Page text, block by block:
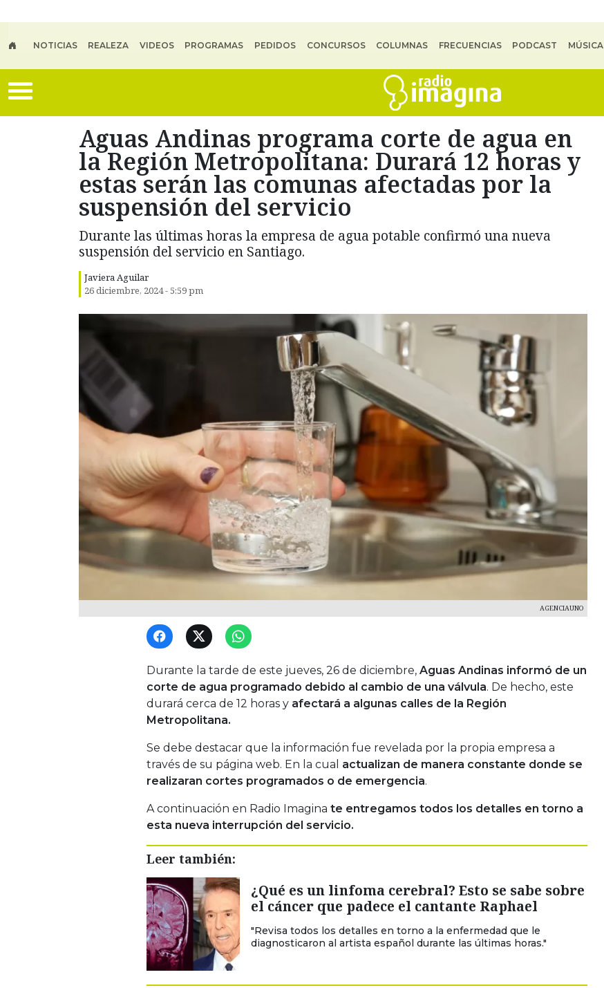
NOTICIAS REALEZA VIDEOS PROGRAMAS PEDIDOS CONCURSOS COLUMNAS FRECUENCIAS PODCAST MÚSICA
Aguas Andinas programa corte de agua en
la Región Metropolitana: Durará 12 horas y
estas serán las comunas afectadas por la
suspensión del servicio
Durante las últimas horas la empresa de agua potable confirmó una nueva
suspensión del servicio en Santiago.
Javiera Aguilar
26 diciembre, 2024 - 5:59 pm
AGENCIAUNO
Durante la tarde de este jueves, 26 de diciembre, Aguas Andinas informó de un
corte de agua programado debido al cambio de una válvula. De hecho, este
durará cerca de 12 horas y afectará a algunas calles de la Región
Metropolitana.
Se debe destacar que la información fue revelada por la propia empresa a
través de su página web. En la cual actualizan de manera constante donde se
realizaran cortes programados o de emergencia.
A continuación en Radio Imagina te entregamos todos los detalles en torno a
esta nueva interrupción del servicio.
Leer también:
¿Qué es un linfoma cerebral? Esto se sabe sobre
el cáncer que padece el cantante Raphael
"Revisa todos los detalles en torno a la enfermedad que le
diagnosticaron al artista español durante las últimas horas."